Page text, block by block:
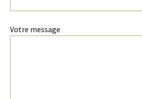
Votre message